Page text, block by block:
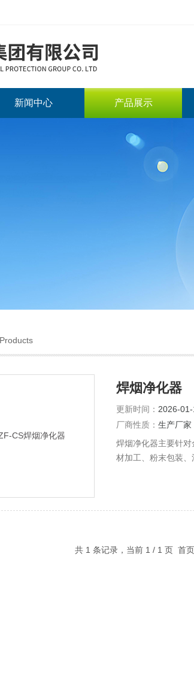
新闻中心 产品展示
Products
焊烟净化器
更新时间： 2026-01-
厂商性质： 生产厂家
焊烟净化器主要针
材加工、粉末包装
共 1 条记录，当前 1 / 1 页 首